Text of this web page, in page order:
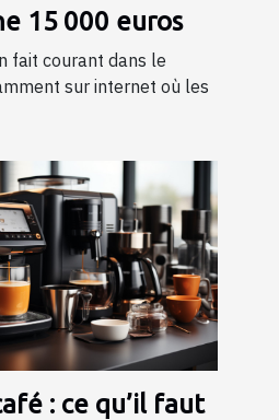
15 000 euros
fait courant dans le
sur internet où les
: ce qu’il faut